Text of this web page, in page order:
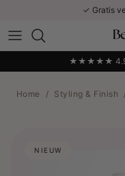
✓ Gratis
★★★★★ 4.9/5
Home / Styling & Finish
NIEUW